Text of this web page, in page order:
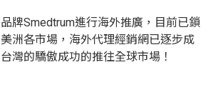
牌Smedtrum進行海外推廣，目前已鎖
洲各市場，海外代理經銷網已逐步成
灣的驕傲成功的推往全球市場！